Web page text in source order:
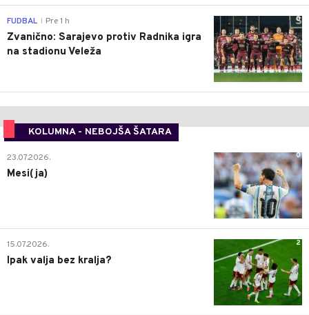
0
FUDBAL Pre 1 h
Zvanično: Sarajevo protiv Radnika igra
na stadionu Veleža
KOLUMNA - NEBOJŠA ŠATARA
0
23.07.2026.
Mesi(ja)
2
15.07.2026.
Ipak valja bez kralja?